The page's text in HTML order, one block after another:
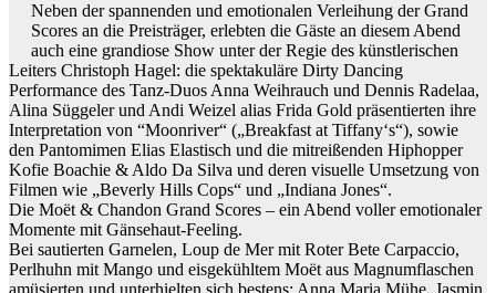
Neben der spannenden und emotionalen Verleihung der Grand
Scores an die Preisträger, erlebten die Gäste an diesem Abend
auch eine grandiose Show unter der Regie des künstlerischen
Leiters Christoph Hagel: die spektakuläre Dirty Dancing
Performance des Tanz-Duos Anna Weihrauch und Dennis Radelaa,
Alina Süggeler und Andi Weizel alias Frida Gold präsentierten ihre
Interpretation von “Moonriver“ („Breakfast at Tiffany‘s“), sowie
den Pantomimen Elias Elastisch und die mitreißenden Hiphopper
Kofie Boachie & Aldo Da Silva und deren visuelle Umsetzung von
Filmen wie „Beverly Hills Cops“ und „Indiana Jones“.
Die Moët & Chandon Grand Scores – ein Abend voller emotionaler
Momente mit Gänsehaut-Feeling.
Bei sautierten Garnelen, Loup de Mer mit Roter Bete Carpaccio,
Perlhuhn mit Mango und eisgekühltem Moët aus Magnumflaschen